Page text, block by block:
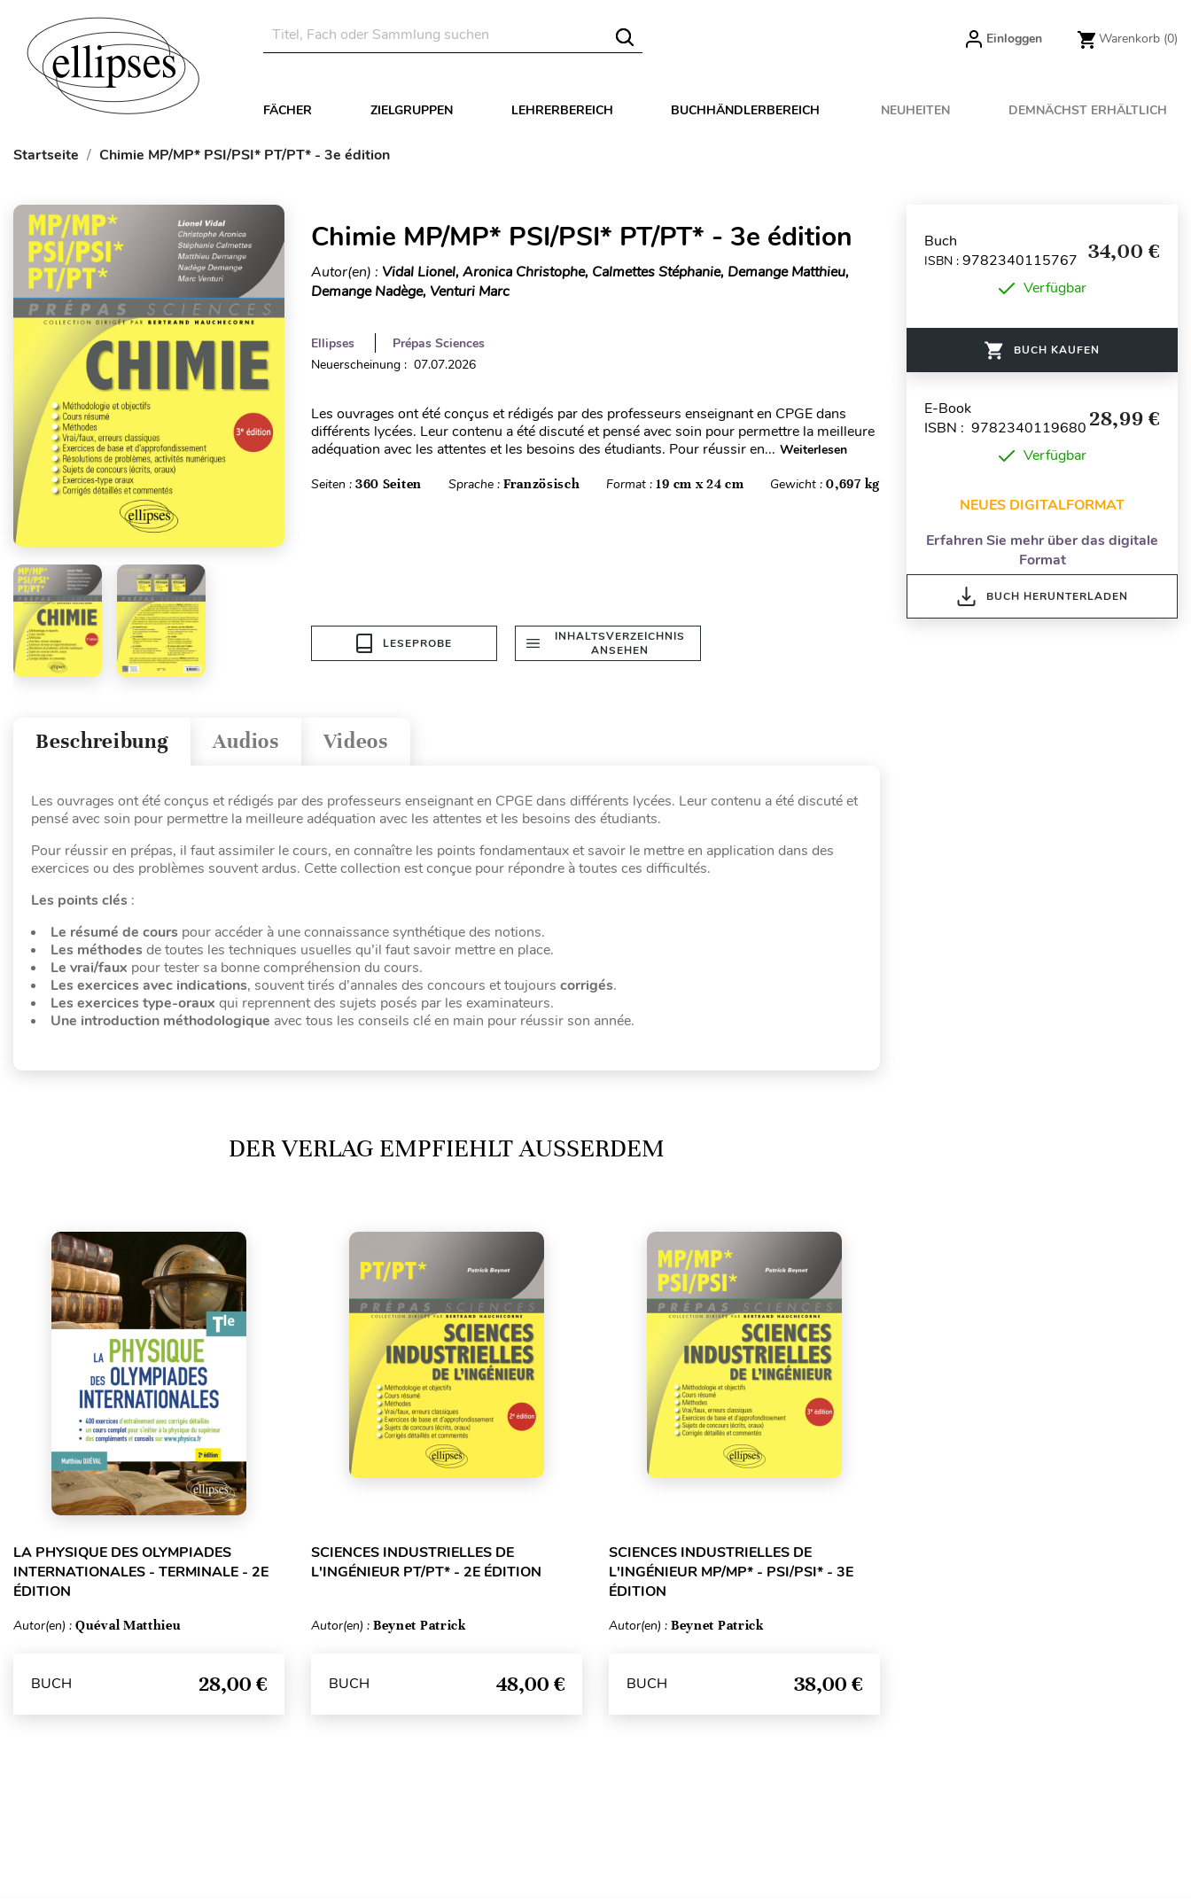
Einloggen Warenkorb (0)
FÄCHER ZIELGRUPPEN LEHRERBEREICH BUCHHÄNDLERBEREICH NEUHEITEN DEMNÄCHST ERHÄLTLICH
Startseite Chimie MP/MP* PSI/PSI* PT/PT* - 3e édition
Chimie MP/MP* PSI/PSI* PT/PT* - 3e édition
Autor(en) : Vidal Lionel, Aronica Christophe, Calmettes Stéphanie, Demange Matthieu,
Demange Nadège, Venturi Marc
Ellipses
Prépas Sciences
Neuerscheinung : 07.07.2026
Les ouvrages ont été conçus et rédigés par des professeurs enseignant en CPGE dans
différents lycées. Leur contenu a été discuté et pensé avec soin pour permettre la meilleure
adéquation avec les attentes et les besoins des étudiants. Pour réussir en... Weiterlesen
Seiten : 360 Seiten Sprache : Französisch Format :19 cm x 24 cm Gewicht :0,697 kg
LESEPROBE
INHALTSVERZEICHNIS
ANSEHEN
Videos
Audios
Beschreibung
Les ouvrages ont été conçus et rédigés par des professeurs enseignant en CPGE dans différents lycées. Leur contenu a été discuté et
pensé avec soin pour permettre la meilleure adéquation avec les attentes et les besoins des étudiants.
Pour réussir en prépas, il faut assimiler le cours, en connaître les points fondamentaux et savoir le mettre en application dans des
exercices ou des problèmes souvent ardus. Cette collection est conçue pour répondre à toutes ces difficultés.
Les points clés :
Le résumé de cours pour accéder à une connaissance synthétique des notions.
Les méthodes de toutes les techniques usuelles qu’il faut savoir mettre en place.
Le vrai/faux pour tester sa bonne compréhension du cours.
Les exercices avec indications, souvent tirés d’annales des concours et toujours corrigés.
Les exercices type-oraux qui reprennent des sujets posés par les examinateurs.
Une introduction méthodologique avec tous les conseils clé en main pour réussir son année.
DER VERLAG EMPFIEHLT AUSSERDEM
LA PHYSIQUE DES OLYMPIADES
INTERNATIONALES - TERMINALE - 2E
ÉDITION
Autor(en) : Quéval Matthieu
BUCH 28,00 €
SCIENCES INDUSTRIELLES DE
L'INGÉNIEUR PT/PT* - 2E ÉDITION
Autor(en) : Beynet Patrick
BUCH 48,00 €
SCIENCES INDUSTRIELLES DE
L'INGÉNIEUR MP/MP* - PSI/PSI* - 3E
ÉDITION
Autor(en) : Beynet Patrick
BUCH 38,00 €
Buch
ISBN : 9782340115767 34,00 €
Verfügbar
BUCH KAUFEN
E-Book
ISBN : 9782340119680 28,99 €
Verfügbar
NEUES DIGITALFORMAT
Erfahren Sie mehr über das digitale
Format
BUCH HERUNTERLADEN